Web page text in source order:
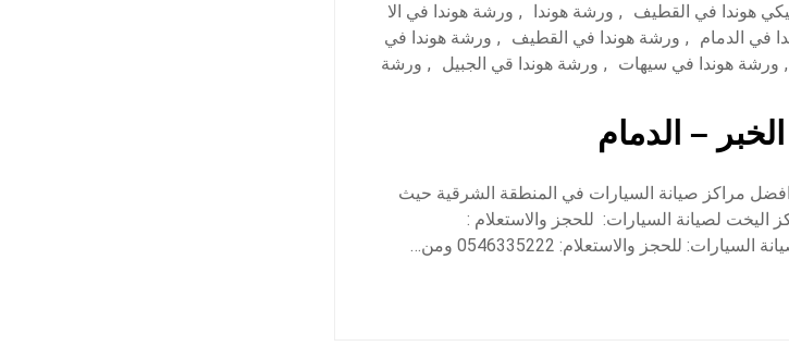
هوندا في القطيف , ورشة هوندا , ورشة هوندا في الا
في الدمام , ورشة هوندا في القطيف , ورشة هوندا في
, ورشة هوندا في سيهات , ورشة هوندا قي الجبيل , ورشة
– الدمام
افضل مراكز صيانة السيارات في المنطقة الشرقية حيث
اليخت لصيانة السيارات: للحجز والاستعلام :